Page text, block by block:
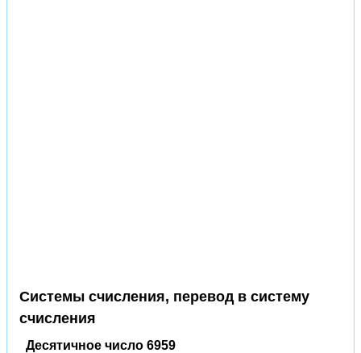
Системы счисления, перевод в систему
счисления
Десятичное число 6959